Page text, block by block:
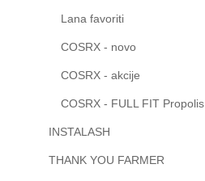
Lana favoriti
COSRX - novo
COSRX - akcije
COSRX - FULL FIT Propolis
INSTALASH
THANK YOU FARMER